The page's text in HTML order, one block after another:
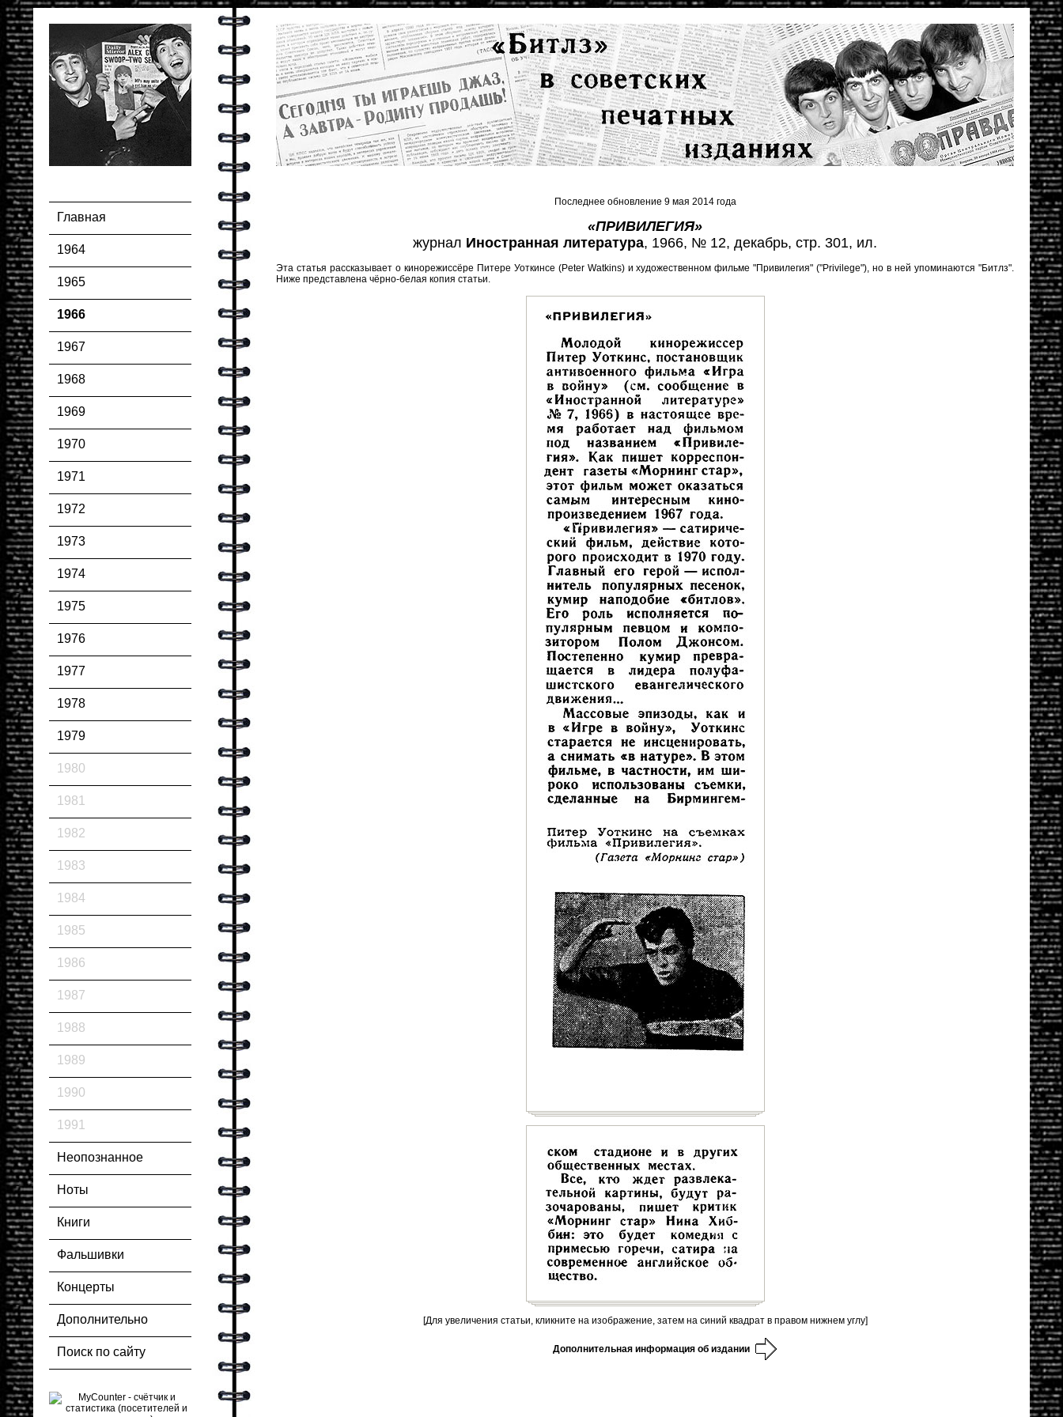
Главная
1964
1965
1966
1967
1968
1969
1970
1971
1972
1973
1974
1975
1976
1977
1978
1979
1980
1981
1982
1983
1984
1985
1986
1987
1988
1989
1990
1991
Неопознанное
Ноты
Книги
Фальшивки
Концерты
Дополнительно
Поиск по сайту
Последнее обновление 9 мая 2014 года
«ПРИВИЛЕГИЯ»
журнал Иностранная литература, 1966, № 12, декабрь, стр. 301, ил.
Эта статья рассказывает о кинорежиссёре Питере Уоткинсе (Peter Watkins) и художественном фильме "Привилегия" ("Privilege"), но в ней упоминаются "Битлз".
Ниже представлена чёрно-белая копия статьи.
[Для увеличения статьи, кликните на изображение, затем на синий квадрат в правом нижнем углу]
Дополнительная информация об издании